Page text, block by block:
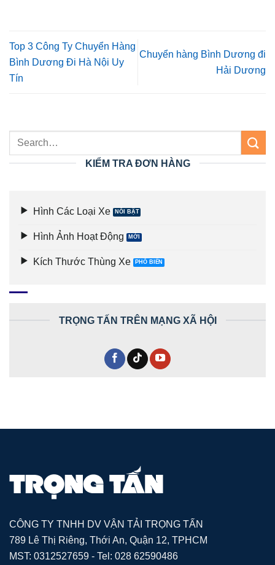
Top 3 Công Ty Chuyển Hàng
Bình Dương Đi Hà Nội Uy
Tín
Chuyển hàng Bình Dương đi
Hải Dương
KIỂM TRA ĐƠN HÀNG
Hình Các Loại Xe
Hình Ảnh Hoạt Động
Kích Thước Thùng Xe
TRỌNG TẤN TRÊN MẠNG XÃ HỘI
CÔNG TY TNHH DV VẬN TẢI TRỌNG TẤN
789 Lê Thị Riêng, Thới An, Quận 12, TPHCM
MST: 0312527659 - Tel: 028 62590486